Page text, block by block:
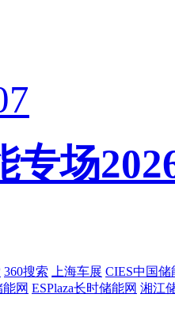
专场
360搜索 上海车展 CIES中国储
能网 ESPlaza长时储能网 湘江